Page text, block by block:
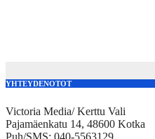
YHTEYDENOTOT
Victoria Media/ Kerttu Vali
Pajamäenkatu 14, 48600 Kotka
Puh/SMS: 040-5563129